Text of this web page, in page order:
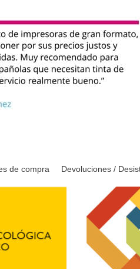
de compra Devoluciones /